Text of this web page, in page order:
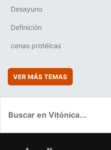
Desayuno
Definición
cenas protéicas
VER MÁS TEMAS